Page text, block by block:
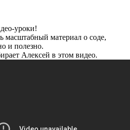
уроки!
масштабный материал о соде,
и полезно.
Алексей в этом видео.